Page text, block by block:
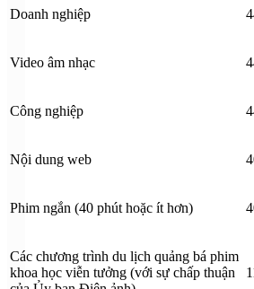
Doanh nghiệp
Video âm nhạc
Công nghiệp
Nội dung web
Phim ngắn (40 phút hoặc ít hơn)
Các chương trình du lịch quảng bá phim
khoa học viễn tưởng (với sự chấp thuận